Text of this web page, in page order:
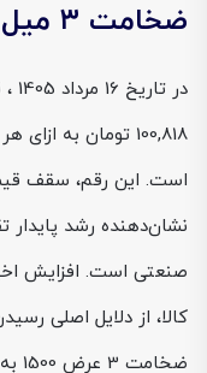
ضخامت ۳ میل عرض ۱۵۰۰
100,818 تومان به
است. این رقم، سقف
نشان‌دهنده رشد پایدار
صنعتی است. افزایش
ضخامت 3 عرض 1500 به این سطح بوده‌اند.